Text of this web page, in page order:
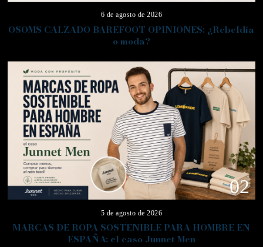
6 de agosto de 2026
OSOMS CALZADO BAREFOOT OPINIONES: ¿Rebeldía
o moda?
02
5 de agosto de 2026
MARCAS DE ROPA SOSTENIBLE PARA HOMBRE EN
ESPAÑA: el caso Junnet Men